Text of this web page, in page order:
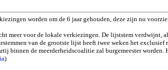
worden om de 6 jaar gehouden, deze zijn nu
meer voor de lokale verkiezingen. De lijststem verdwijnt,
van de grootste lijst heeft twee weken het
binnen de meerderheidscoalitie zal burgemeester
)